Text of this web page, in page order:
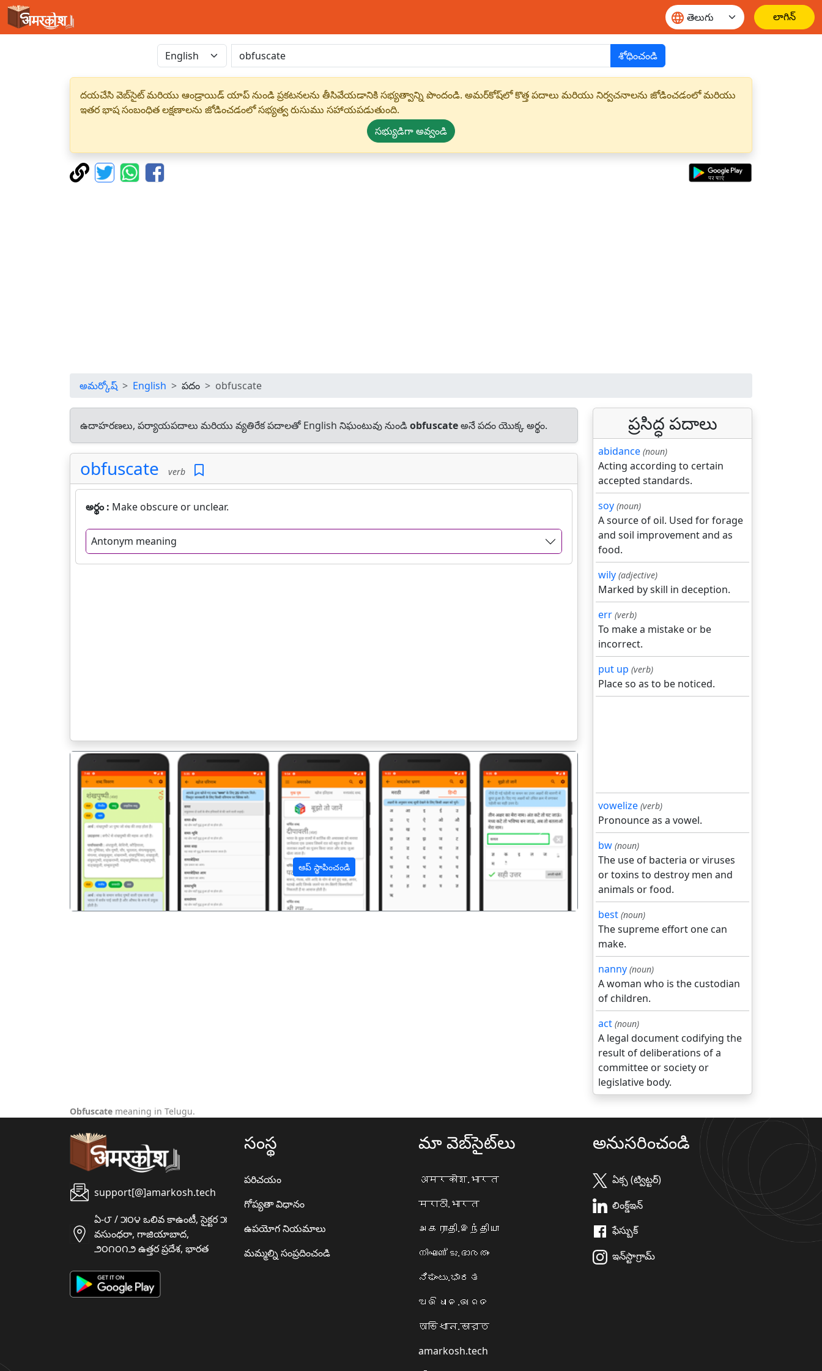
లాగిన్
శోధించండి
దయచేసి వెబ్‌సైట్ మరియు ఆండ్రాయిడ్ యాప్ నుండి ప్రకటనలను తీసివేయడానికి సభ్యత్వాన్ని పొందండి. అమర్‌కోష్‌లో కొత్త పదాలు మరియు నిర్వచనాలను జోడించడంలో మరియు
ఇతర భాష సంబంధిత లక్షణాలను జోడించడంలో సభ్యత్వ రుసుము సహాయపడుతుంది.
సభ్యుడిగా అవ్వండి
అమర్కోష్ English పదం obfuscate
ఉదాహరణలు, పర్యాయపదాలు మరియు వ్యతిరేక పదాలతో English నిఘంటువు నుండిobfuscateఅనే పదం యొక్క అర్థం.
obfuscate verb
అర్థం : Make obscure or unclear.
Antonym meaning
ఆప్ స్థాపించండి
पिछला अगला
ప్రసిద్ధ పదాలు
abidance (noun)
Acting according to certain
accepted standards.
soy (noun)
A source of oil. Used for forage
and soil improvement and as
food.
wily (adjective)
Marked by skill in deception.
err (verb)
To make a mistake or be
incorrect.
put up (verb)
Place so as to be noticed.
vowelize (verb)
Pronounce as a vowel.
bw (noun)
The use of bacteria or viruses
or toxins to destroy men and
animals or food.
best (noun)
The supreme effort one can
make.
nanny (noun)
A woman who is the custodian
of children.
act (noun)
A legal document codifying the
result of deliberations of a
committee or society or
legislative body.
Obfuscate meaning in Telugu.
support[@]amarkosh.tech
ఏ-౮ / ౫౦౪ ఒలివ కాఉంటీ, సైక్టర ౫
వసుంధరా, గాజియాబాద,
౨౦౧౦౧౨ ఉత్తర ప్రదేశ, భారత
సంస్థ
పరిచయం
గోప్యతా విధానం
ఉపయోగ నియమాలు
మమ్మల్ని సంప్రదించండి
మా వెబ్‌సైట్‌లు
अमरकोश.भारत
मराठी.भारत
அகராதி.இந்தியா
നിഘണ്ടു.ഭാരതം
ನಿಘಂಟು.ಭಾರತ
ଅଭିଧାନ.ଭାରତ
অভিধান.ভারত
amarkosh.tech
అనుసరించండి
ఏక్స (ట్విట్టర్)
లింక్డ్ఇన్
ఫేస్బుక్
ఇన్‌స్టాగ్రామ్